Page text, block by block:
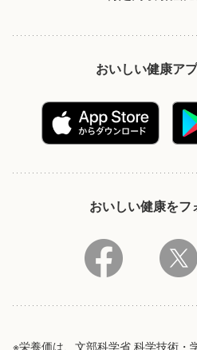
おいしい健康ア
おいしい健康をフ
※栄養価は、文部科学省 科学技術・